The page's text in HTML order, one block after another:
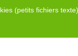
(petits fichiers